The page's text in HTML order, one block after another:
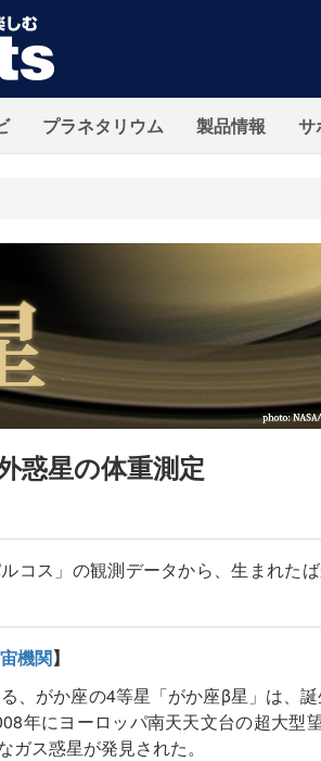
プラネタリウム 製品情報 サ
惑星の体重測定
コス」の観測データから、生まれた
機関】
、がか座の4等星「がか座β星」は、
年にヨーロッパ南天天文台の超大型
ス惑星が発見された。